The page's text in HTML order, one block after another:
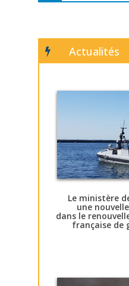
Actualités
Le ministère
une
dans le
française de